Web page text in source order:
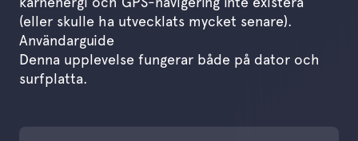
(eller skulle ha utvecklats mycket senare).
Användarguide
Denna upplevelse fungerar både på dator och
surfplatta.